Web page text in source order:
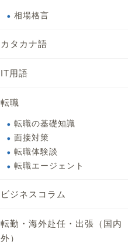
相場格言
カタカナ語
IT用語
転職
転職の基礎知識
面接対策
転職体験談
転職エージェント
ビジネスコラム
転勤・海外赴任・出張（国内
外）